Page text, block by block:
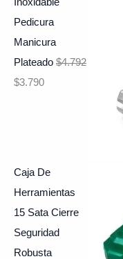
Pedicura
Manicura
Plateado $4.792
$3.790
Caja De
Herramientas
15 Sata Cierre
Seguridad
Robusta